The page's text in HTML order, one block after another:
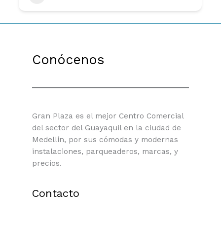
Conócenos
Gran Plaza es el mejor Centro Comercial
del sector del Guayaquil en la ciudad de
Medellín, por sus cómodas y modernas
instalaciones, parqueaderos, marcas, y
precios.
Contacto